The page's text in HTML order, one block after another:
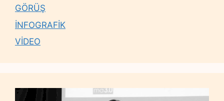
GÖRÜŞ
İNFOGRAFİK
VİDEO